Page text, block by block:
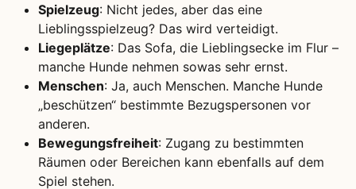
Spielzeug: Nicht jedes, aber das eine
Lieblingsspielzeug? Das wird verteidigt.
Liegeplätze: Das Sofa, die Lieblingsecke im Flur –
manche Hunde nehmen sowas sehr ernst.
Menschen: Ja, auch Menschen. Manche Hunde
„beschützen“ bestimmte Bezugspersonen vor
anderen.
Bewegungsfreiheit: Zugang zu bestimmten
Räumen oder Bereichen kann ebenfalls auf dem
Spiel stehen.